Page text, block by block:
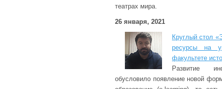
театрах мира.
26 января, 2021
Круглый стол
ресурсы на
факультете
Развитие
обусловило появление новой